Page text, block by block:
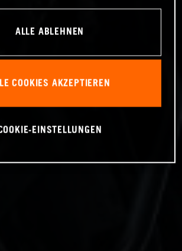
ALLE ABLEHNEN
COOKIES AKZEPTIEREN
EINSTELLUNGEN